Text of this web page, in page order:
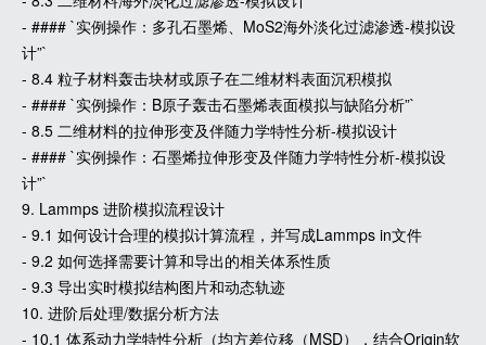
- #### `实例操作：多孔石墨烯、MoS2海外淡化过滤渗透-模拟设
计”`
- 8.4 粒子材料轰击块材或原子在二维材料表面沉积模拟
- #### `实例操作：B原子轰击石墨烯表面模拟与缺陷分析”`
- 8.5 二维材料的拉伸形变及伴随力学特性分析-模拟设计
- #### `实例操作：石墨烯拉伸形变及伴随力学特性分析-模拟设
计”`
9. Lammps 进阶模拟流程设计
- 9.1 如何设计合理的模拟计算流程，并写成Lammps in文件
- 9.2 如何选择需要计算和导出的相关体系性质
- 9.3 导出实时模拟结构图片和动态轨迹
10. 进阶后处理/数据分析方法
- 10.1 体系动力学特性分析（均方差位移（MSD），结合Origin软